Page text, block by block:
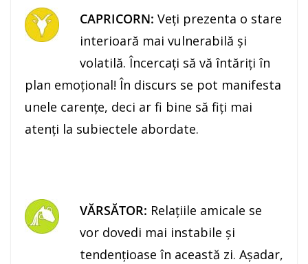
CAPRICORN: Veţi prezenta o stare
interioară mai vulnerabilă şi
volatilă. Încercaţi să vă întăriţi în
plan emoţional! În discurs se pot manifesta
unele carenţe, deci ar fi bine să fiţi mai
atenţi la subiectele abordate.
VĂRSĂTOR: Relaţiile amicale se
vor dovedi mai instabile şi
tendenţioase în această zi. Aşadar,